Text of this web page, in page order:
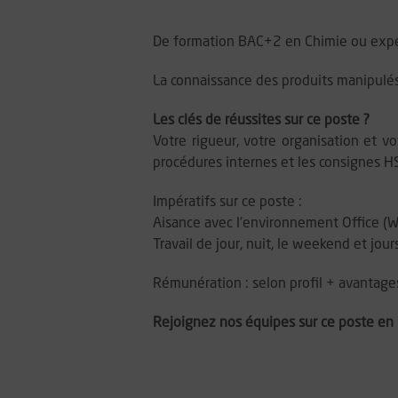
De formation BAC+2 en Chimie ou
La connaissance des produits
Les clés de réussites sur ce poste ?
Votre rigueur, votre organisation et
procédures internes et les consignes
Impératifs sur ce poste :
Aisance avec l'environnement Office
Travail de jour, nuit, le weekend et
Rémunération : selon profil +
Rejoignez nos équipes sur ce poste